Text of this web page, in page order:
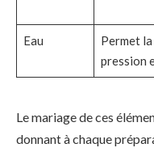
Eau
Permet
pression
Le mariage de ces
donnant à chaque